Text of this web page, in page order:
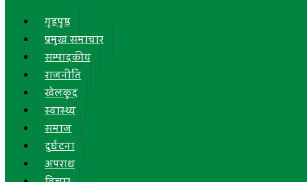
गृहपृष्ठ
प्रमुख समाचार
सम्पादकीय
राजनीति
खेलकुद
स्वास्थ्य
समाज
दुर्घटना
अपराध